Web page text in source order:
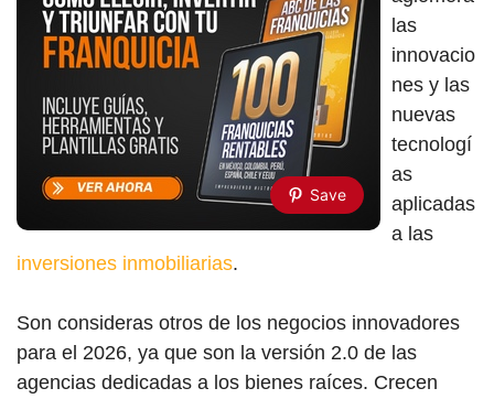
Save
las
innovacio
nes y las
nuevas
tecnologí
as
aplicadas
a las
inversiones inmobiliarias.
Son consideras otros de los negocios innovadores
para el 2026, ya que son la versión 2.0 de las
agencias dedicadas a los bienes raíces. Crecen